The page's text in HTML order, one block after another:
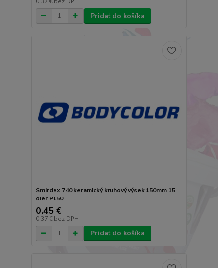
Pridať do košíka
Smirdex 740 keramický kruhový výsek 150mm 15
dier P150
0,45 €
0,37 € bez DPH
Pridať do košíka